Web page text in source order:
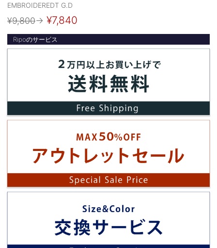
EMBROIDEREDT G.D
¥9,800→ ¥7,840
Ripoのサービス